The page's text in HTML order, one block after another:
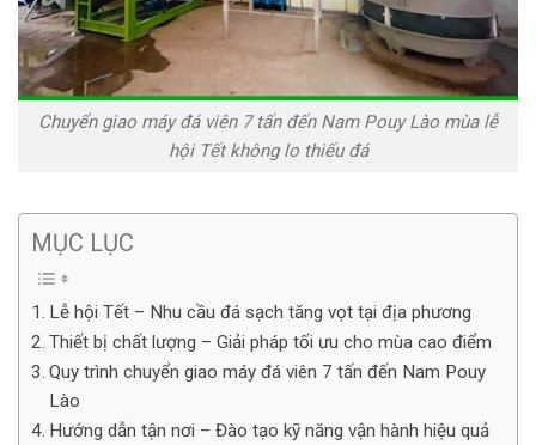
Chuyển giao máy đá viên 7 tấn đến Nam Pouy Lào mùa lễ
hội Tết không lo thiếu đá
MỤC LỤC
Lễ hội Tết – Nhu cầu đá sạch tăng vọt tại địa phương
Thiết bị chất lượng – Giải pháp tối ưu cho mùa cao điểm
Quy trình chuyển giao máy đá viên 7 tấn đến Nam Pouy
Lào
Hướng dẫn tận nơi – Đào tạo kỹ năng vận hành hiệu quả